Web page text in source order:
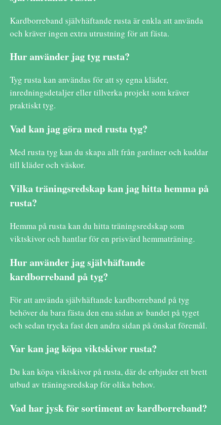
Kardborreband självhäftande rusta är enkla att använda
och kräver ingen extra utrustning för att fästa.
Hur använder jag tyg rusta?
Tyg rusta kan användas för att sy egna kläder,
inredningsdetaljer eller tillverka projekt som kräver
praktiskt tyg.
Vad kan jag göra med rusta tyg?
Med rusta tyg kan du skapa allt från gardiner och kuddar
till kläder och väskor.
Vilka träningsredskap kan jag hitta hemma på
rusta?
Hemma på rusta kan du hitta träningsredskap som
viktskivor och hantlar för en prisvärd hemmaträning.
Hur använder jag självhäftande
kardborreband på tyg?
För att använda självhäftande kardborreband på tyg
behöver du bara fästa den ena sidan av bandet på tyget
och sedan trycka fast den andra sidan på önskat föremål.
Var kan jag köpa viktskivor rusta?
Du kan köpa viktskivor på rusta, där de erbjuder ett brett
utbud av träningsredskap för olika behov.
Vad har jysk för sortiment av kardborreband?